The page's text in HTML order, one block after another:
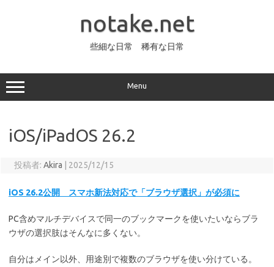
ッ
プ
notake.net
些細な日常 稀有な日常
Menu
iOS/iPadOS 26.2
投稿者: Akira 2025/12/15
iOS 26.2公開 スマホ新法対応で「ブラウザ選択」が必須に
PC含めマルチデバイスで同一のブックマークを使いたいならブラ
ウザの選択肢はそんなに多くない。
自分はメイン以外、用途別で複数のブラウザを使い分けている。